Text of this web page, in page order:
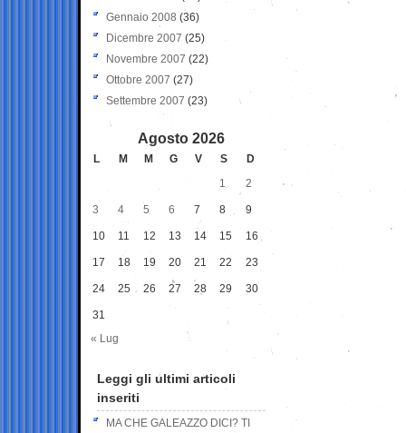
Gennaio 2008 (36)
Dicembre 2007 (25)
Novembre 2007 (22)
Ottobre 2007 (27)
Settembre 2007 (23)
Agosto 2026
L M M G V S
D
1
2
3 4 5 6 7 8 9
10 11 12 13 14 15 16
17 18 19 20 21 22 23
24 25 26 27 28 29 30
31
« Lug
Leggi gli ultimi articoli
inseriti
MA CHE GALEAZZO DICI? TI